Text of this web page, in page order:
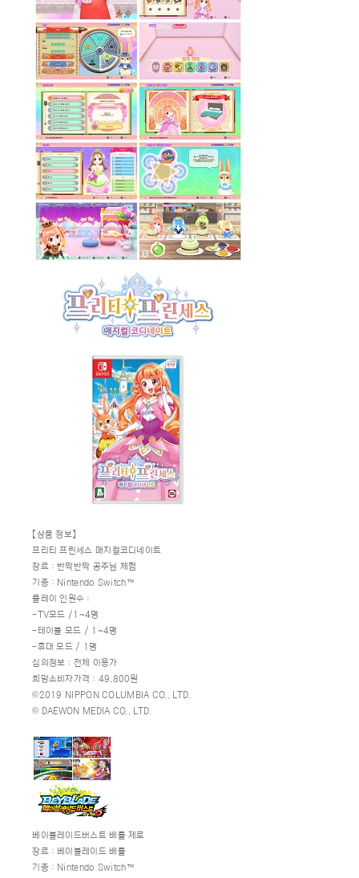
【상품 정보】
프리티 프린세스 매지컬코디네이트
장르：반짝반짝 공주님 체험
기종：Nintendo Switch™
플레이 인원수：
-TV모드 /1~4명
-테이블 모드 / 1~4명
-휴대 모드 / 1명
심의정보：전체 이용가
희망소비자가격：49,800원
©2019 NIPPON COLUMBIA CO., LTD.
© DAEWON MEDIA CO., LTD.
베이블레이드버스트 배틀 제로
장르：베이블레이드 배틀
기종：Nintendo Switch™